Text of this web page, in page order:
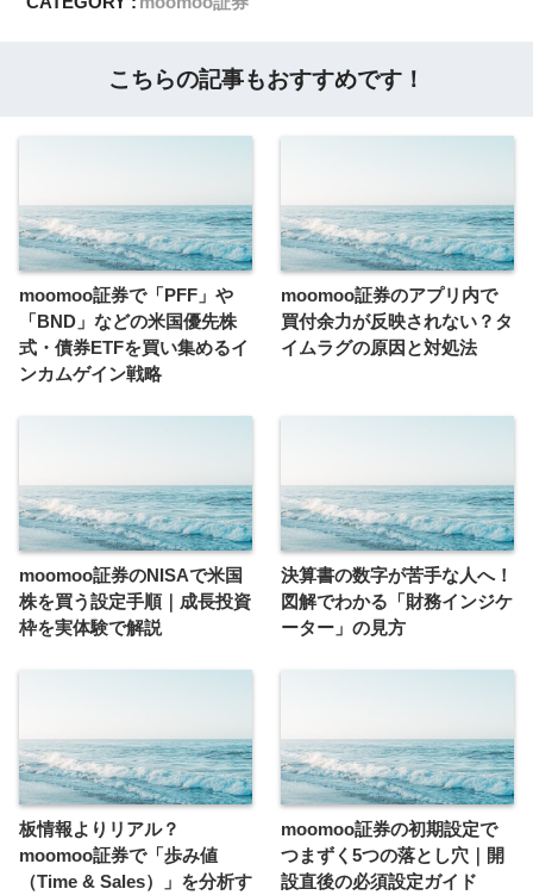
こちらの記事もおすすめです！
moomoo証券で「PFF」や
「BND」などの米国優先株
式・債券ETFを買い集めるイ
ンカムゲイン戦略
moomoo証券のアプリ内で
買付余力が反映されない？タ
イムラグの原因と対処法
moomoo証券のNISAで米国
株を買う設定手順｜成長投資
枠を実体験で解説
決算書の数字が苦手な人へ！
図解でわかる「財務インジケ
ーター」の見方
板情報よりリアル？
moomoo証券で「歩み値
（Time & Sales）」を分析す
moomoo証券の初期設定で
つまずく5つの落とし穴｜開
設直後の必須設定ガイド